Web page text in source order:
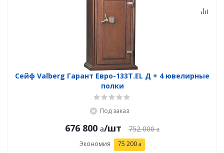
Сейф Valberg Гарант Евро-133Т.EL Д + 4 ювелирные
полки
Под заказ
676 800 /шт 752 000
Экономия 75 200